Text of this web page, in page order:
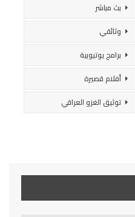
بث مباشر
وثائقي
برامج يوتيوبية
أفلام قصيرة
توثيق الغزو العراقي